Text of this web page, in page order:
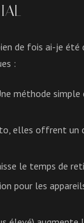
de fois ai-je
:
méthode
elles offrent
le temps de
pour les